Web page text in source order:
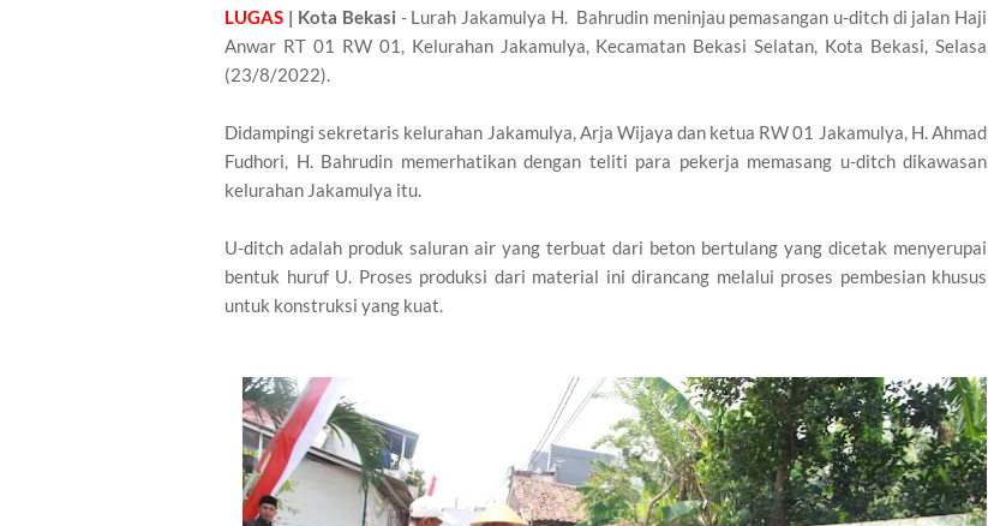
LUGAS | Kota Bekasi - Lurah Jakamulya H. Bahrudin meninjau pemasangan u-ditch di jalan Haji
Anwar RT 01 RW 01, Kelurahan Jakamulya, Kecamatan Bekasi Selatan, Kota Bekasi, Selasa
(23/8/2022).
Didampingi sekretaris kelurahan Jakamulya, Arja Wijaya dan ketua RW 01 Jakamulya, H. Ahmad
Fudhori, H. Bahrudin memerhatikan dengan teliti para pekerja memasang u-ditch dikawasan
kelurahan Jakamulya itu.
U-ditch adalah produk saluran air yang terbuat dari beton bertulang yang dicetak menyerupai
bentuk huruf U. Proses produksi dari material ini dirancang melalui proses pembesian khusus
untuk konstruksi yang kuat.